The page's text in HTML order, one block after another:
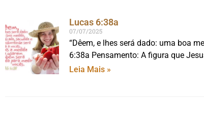
Lucas 6:38a
07/07/2025
“Dêem, e lhes será dado: uma boa
6:38a Pensamento: A figura que
Leia Mais »